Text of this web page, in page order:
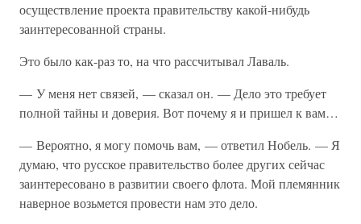
осуществление проекта правительству какой-нибудь
заинтересованной страны.
Это было как-раз то, на что рассчитывал Лаваль.
— У меня нет связей, — сказал он. — Дело это требует
полной тайны и доверия. Вот почему я и пришел к вам…
— Вероятно, я могу помочь вам, — ответил Нобель. — Я
думаю, что русское правительство более других сейчас
заинтересовано в развитии своего флота. Мой племянник
наверное возьмется провести нам это дело.